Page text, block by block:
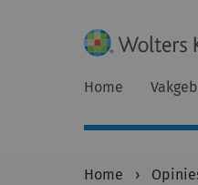
Home
Home ›